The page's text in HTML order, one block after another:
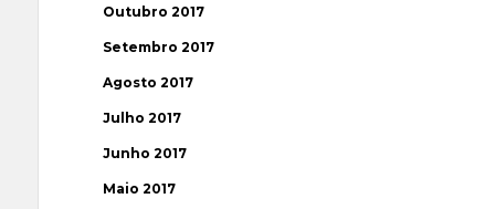
Outubro 2017
Setembro 2017
Agosto 2017
Julho 2017
Junho 2017
Maio 2017